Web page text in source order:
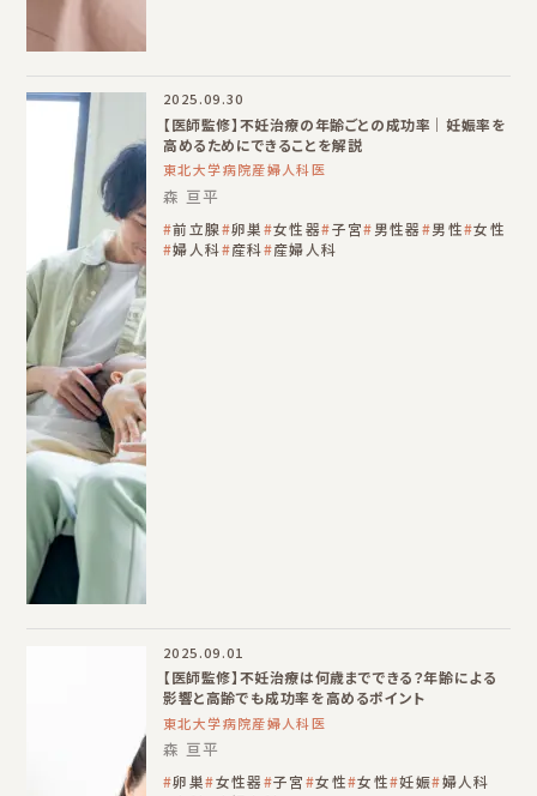
2025.09.30
【医師監修】不妊治療の年齢ごとの成功率｜妊娠率を
高めるためにできることを解説
東北大学病院産婦人科医
森 亘平
前立腺 卵巣 女性器 子宮 男性器 男性
女性
婦人科
産科 産婦人科
2025.09.01
【医師監修】不妊治療は何歳までできる？年齢による
影響と高齢でも成功率を高めるポイント
東北大学病院産婦人科医
森 亘平
卵巣 女性器 子宮 女性 女性 妊娠 婦人科